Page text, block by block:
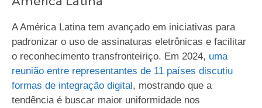
A América Latina tem avançado em iniciativas para
padronizar o uso de assinaturas eletrônicas e facilitar
o reconhecimento transfronteiriço. Em 2024, uma
reunião entre representantes de 11 países discutiu
formas de integração digital, mostrando que a
tendência é buscar maior uniformidade nos